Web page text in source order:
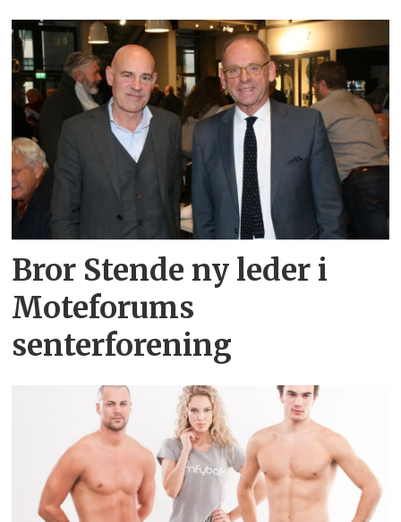
Bror Stende ny leder i
Moteforums
senterforening